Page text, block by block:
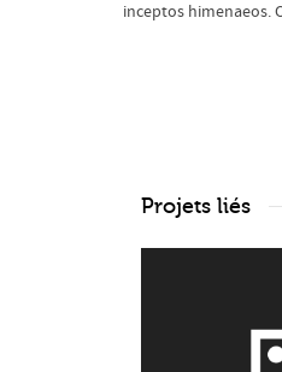
inceptos himenaeos.
Projets liés